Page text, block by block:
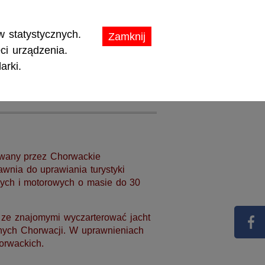
Zamknij
statystycznych.
urządzenia.
przez Chorwackie
do uprawiania turystyki
i motorowych o masie do 30
znajomymi wyczarterować jacht
Chorwacji. W uprawnieniach